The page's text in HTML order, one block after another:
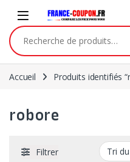
Recherche pour :
Accueil Produits identifiés
robore
Filtrer